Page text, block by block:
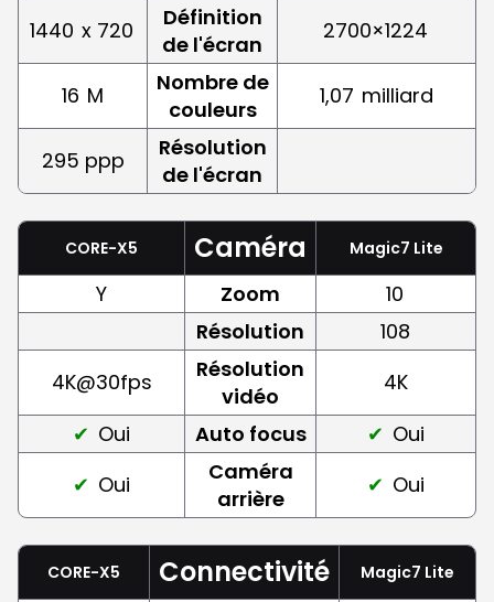
1440 x 720
Définition
de l'écran
2700×1224
16 M
Nombre de
couleurs
1,07 milliard
295 ppp
Résolution
de l'écran
CORE-X5 Caméra Magic7 Lite
Y Zoom
10
Résolution
108
4K@30fps
Résolution
vidéo
4K
Oui
Auto focus
Oui
Oui
Caméra
arrière
Oui
CORE-X5 Connectivité Magic7 Lite